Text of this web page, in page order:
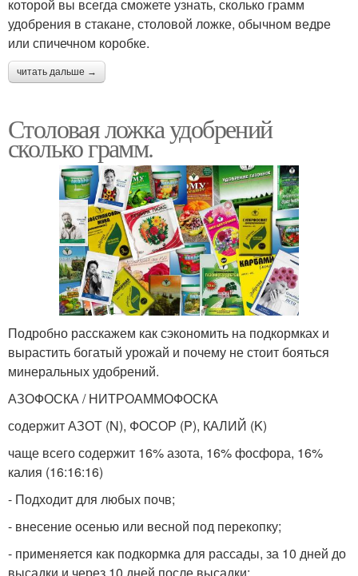
которой вы всегда сможете узнать, сколько грамм
удобрения в стакане, столовой ложке, обычном ведре
или спичечном коробке.
читать дальше →
Столовая ложка удобрений
сколько грамм.
Подробно расскажем как сэкономить на подкормках и
вырастить богатый урожай и почему не стоит бояться
минеральных удобрений.
АЗОФОСКА / НИТРОАММОФОСКА
содержит АЗОТ (N), ФОСОР (P), КАЛИЙ (K)
чаще всего содержит 16% азота, 16% фосфора, 16%
калия (16:16:16)
- Подходит для любых почв;
- внесение осенью или весной под перекопку;
- применяется как подкормка для рассады, за 10 дней до
высадки и через 10 дней после высадки;